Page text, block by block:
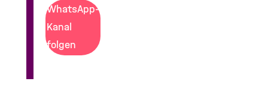
WhatsApp-
Kanal
folgen